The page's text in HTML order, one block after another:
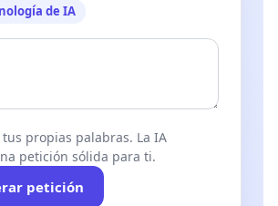
de IA
tus propias palabras. La IA
petición sólida para ti.
petición